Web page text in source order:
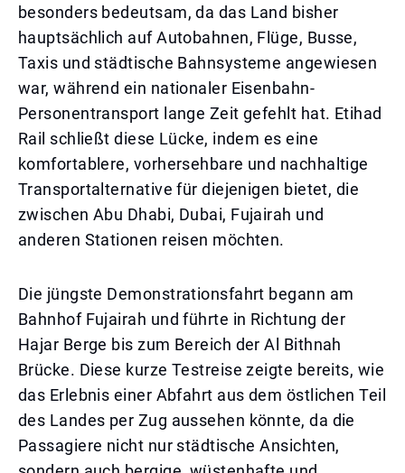
besonders bedeutsam, da das Land bisher
hauptsächlich auf Autobahnen, Flüge, Busse,
Taxis und städtische Bahnsysteme angewiesen
war, während ein nationaler Eisenbahn-
Personentransport lange Zeit gefehlt hat. Etihad
Rail schließt diese Lücke, indem es eine
komfortablere, vorhersehbare und nachhaltige
Transportalternative für diejenigen bietet, die
zwischen Abu Dhabi, Dubai, Fujairah und
anderen Stationen reisen möchten.
Die jüngste Demonstrationsfahrt begann am
Bahnhof Fujairah und führte in Richtung der
Hajar Berge bis zum Bereich der Al Bithnah
Brücke. Diese kurze Testreise zeigte bereits, wie
das Erlebnis einer Abfahrt aus dem östlichen Teil
des Landes per Zug aussehen könnte, da die
Passagiere nicht nur städtische Ansichten,